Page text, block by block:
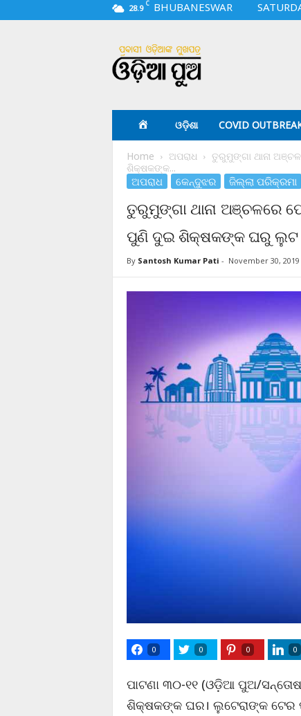
28.9 C BHUBANESWAR
i
a
ଓଡ଼ିଶା COVID
Home ଅପରାଧ
ତୁରୁମୁଙ୍ଗା ଥାନା
ଶିକ୍ଷକଙ୍କ...
ଅପରାଧ କେନ୍ଦୁଝର ଜିଲ୍ଲା ପରିକ୍ରମା
ତୁରୁମୁଙ୍ଗା ଥାନା ଅଞ୍ଚଳରେ
ପୁଣି ଦୁଇ ଶିକ୍ଷକଙ୍କ ଘରୁ ଲୁଟ
By Santosh Kumar Pati - November 30, 2019
0 0 0 0
ପାଟଣା ୩୦-୧୧ (ଓଡ଼ିଆ ପୁଅ/
ଶିକ୍ଷକଙ୍କ ଘର। ଲୁଟେରାଙ୍କ ଟେର